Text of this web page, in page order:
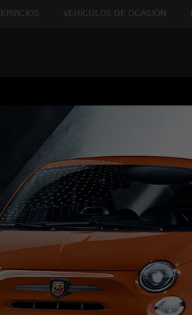
VEHÍCULOS DE OCASIÓN